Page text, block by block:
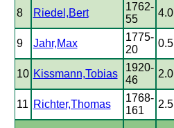
8 Riedel,Bert
1762-
55
4.0
9 Jahr,Max
1775-
20
0.5
10 Kissmann,Tobias
1920-
46
2.0
11 Richter,Thomas
1768-
161
2.5